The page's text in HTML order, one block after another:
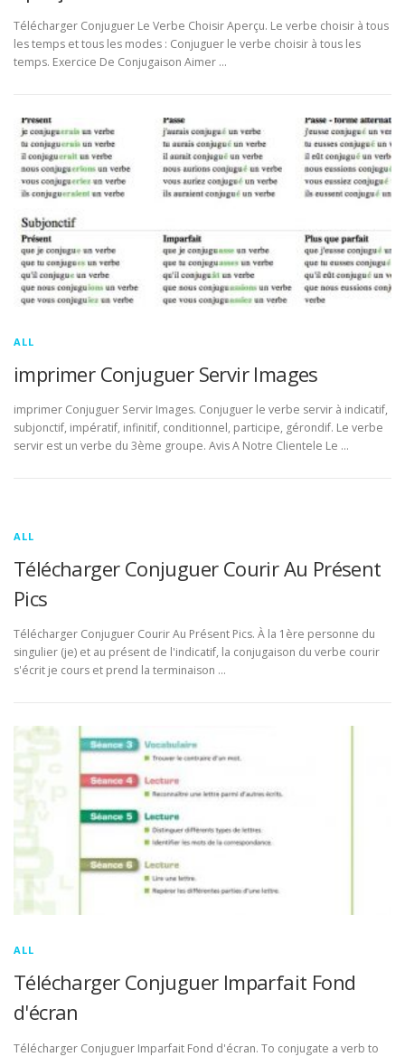
Télécharger Conjuguer Le Verbe Choisir Aperçu. Le verbe choisir à tous
les temps et tous les modes : Conjuguer le verbe choisir à tous les
temps. Exercice De Conjugaison Aimer …
ALL
imprimer Conjuguer Servir Images
imprimer Conjuguer Servir Images. Conjuguer le verbe servir à indicatif,
subjonctif, impératif, infinitif, conditionnel, participe, gérondif. Le verbe
servir est un verbe du 3ème groupe. Avis A Notre Clientele Le …
ALL
Télécharger Conjuguer Courir Au Présent
Pics
Télécharger Conjuguer Courir Au Présent Pics. À la 1ère personne du
singulier (je) et au présent de l'indicatif, la conjugaison du verbe courir
s'écrit je cours et prend la terminaison …
ALL
Télécharger Conjuguer Imparfait Fond
d'écran
Télécharger Conjuguer Imparfait Fond d'écran. To conjugate a verb to